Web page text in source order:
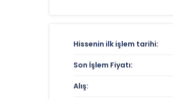
olarak kullanılır.BULGSiçin
Anlık Fiyat:
Günlük Değişim:
Yıllık Getiri:
Hissenin ilk işlem tarihi:
Son İşlem Fiyatı:
Alış: